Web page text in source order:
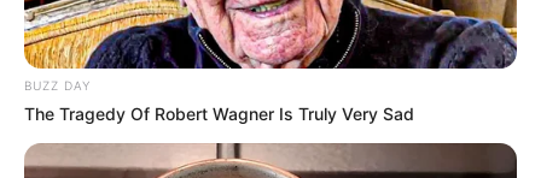
BUZZ DAY
The Tragedy Of Robert Wagner Is Truly Very Sad